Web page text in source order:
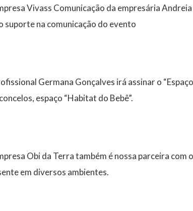
Vivass Comunicação da empresária
suporte na comunicação do evento
Germana Gonçalves irá assinar o
espaço “Habitat do Bebê”.
Obi da Terra também é nossa parceira
em diversos ambientes.